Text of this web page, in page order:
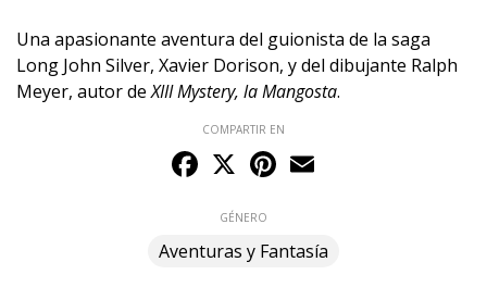
Una apasionante aventura del guionista de la saga
Long John Silver, Xavier Dorison, y del dibujante Ralph
Meyer, autor deXIII Mystery, la Mangosta.
COMPARTIR EN
Facebook
X Pinterest
GÉNERO
Aventuras y Fantasía